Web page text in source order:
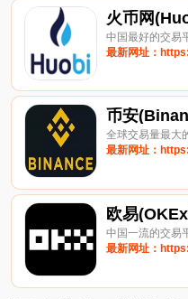
火币网
中国最好的交易
最新网址：
币安
全球交易量最大
最新网址：
欧易
中国一流的交易
最新网址：